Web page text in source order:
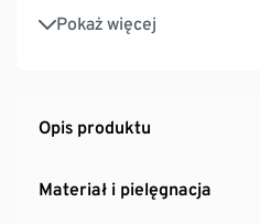
Pokaż więcej
Z zawartością elastanu:
doskonale leży, zapewnia
Opis produktu
Materiał i pielęgnacja